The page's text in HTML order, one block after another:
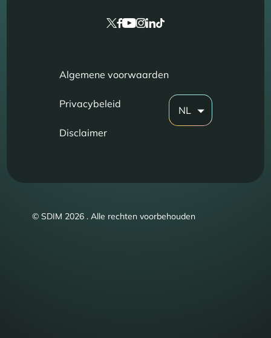
Algemene voorwaarden
Privacybeleid
Disclaimer
NL
© SDIM 2026 . Alle rechten voorbehouden